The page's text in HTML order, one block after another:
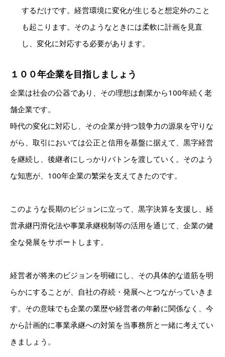
するだけです。経営環境に変化が生じると想定外のこと
も起こります。そのようなときには柔軟に計画を見直
し、変化に対応する必要があります。
１００年企業を目指しましょう
企業は社会の公器であり、その理想は創業から100年続く老
舗企業です。
時代の変化に対応し、その企業が持つ競争力の源泉を守りな
がら、取引においては公正と信用を基盤に据えて、黒字経営
を継続し、後継者にしっかりバトンを渡していく。そのよう
な知恵が、100年企業の繁栄を支えてきたのです。
このような長期のビジョンに立って、黒字決算を支援し、経
営承継円滑化法や事業承継税制等の活用を通じて、企業の健
全な発展をサポートします。
経営者が将来のビジョンを明確にし、その具体的な道筋を明
らかにすることが、自社の存続・発展へとつながっていきま
す。その意味でも企業の業歴や経営者の年齢に関係なく、今
から計画的に事業承継への対策を当事務所と一緒に考えてい
きましょう。